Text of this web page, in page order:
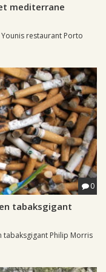
mediterrane
restaurant Porto
0
tabaksgigant
tabaksgigant Philip Morris